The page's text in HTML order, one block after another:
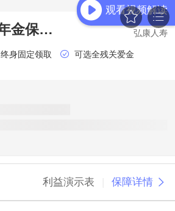
观看视频解读

慧择金禧世家年金保险（单人版） 弘康人寿
终身固定领取 可选全残关爱金
利益演示表 保障详情